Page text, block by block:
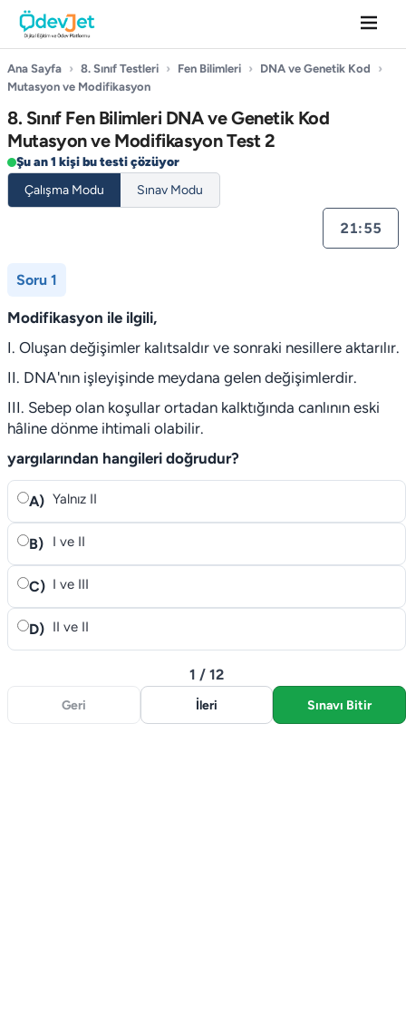
Ana Sayfa › 8. Sınıf Testleri › Fen Bilimleri › DNA ve Genetik Kod
›
Mutasyon ve Modifikasyon
8. Sınıf Fen Bilimleri DNA ve Genetik Kod
Mutasyon ve Modifikasyon Test 2
Şu an 1 kişi bu testi çözüyor
Çalışma Modu
Sınav Modu
21:55
Soru 1
Modifikasyon ile ilgili,
I. Oluşan değişimler kalıtsaldır ve sonraki nesillere aktarılır.
II. DNA'nın işleyişinde meydana gelen değişimlerdir.
III. Sebep olan koşullar ortadan kalktığında canlının eski
hâline dönme ihtimali olabilir.
yargılarından hangileri doğrudur?
A) Yalnız II
B) I ve II
C) I ve III
D) II ve II
Geri
1 / 12
İleri Sınavı Bitir